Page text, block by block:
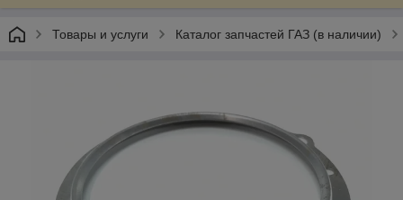
Товары и услуги Каталог запчастей ГАЗ (в наличии)